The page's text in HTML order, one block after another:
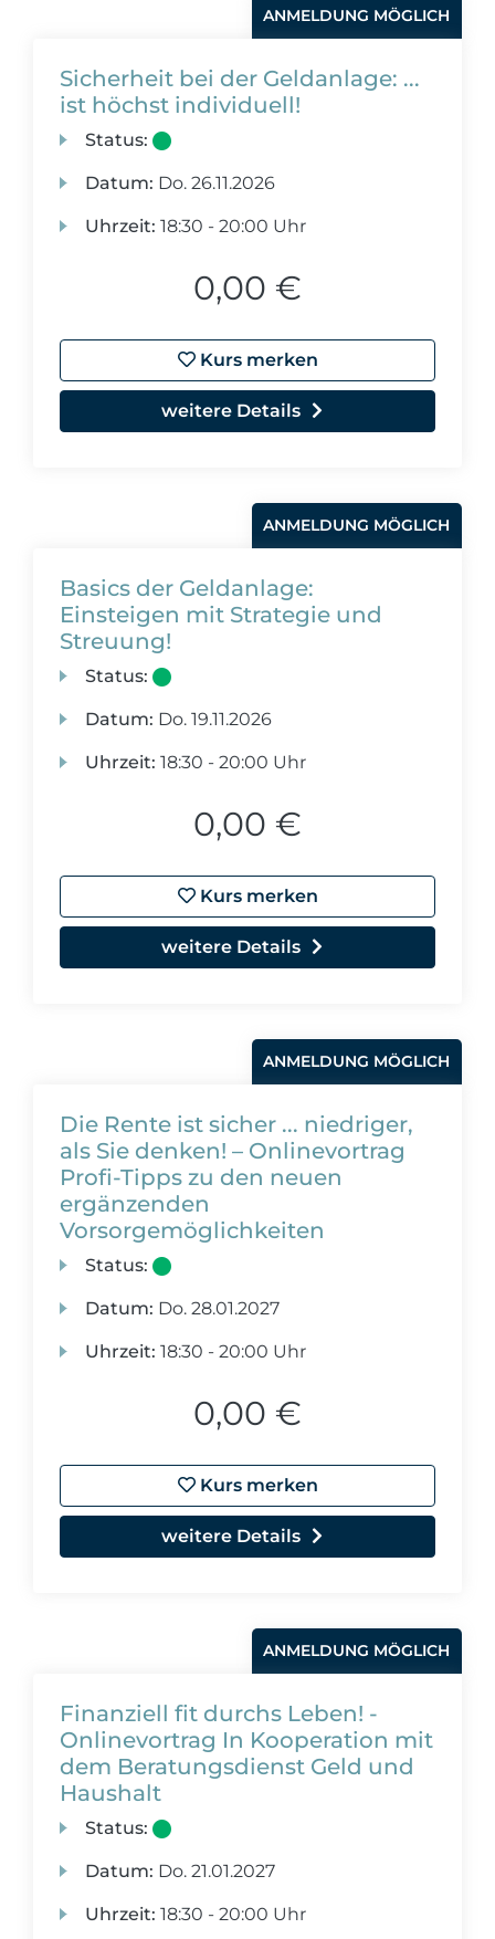
ANMELDUNG MÖGLICH
Sicherheit bei der Geldanlage: ...
ist höchst individuell!
Status:
Datum: Do. 26.11.2026
Uhrzeit: 18:30 - 20:00 Uhr
0,00 €
Kurs merken
weitere Details
ANMELDUNG MÖGLICH
Basics der Geldanlage:
Einsteigen mit Strategie und
Streuung!
Status:
Datum: Do. 19.11.2026
Uhrzeit: 18:30 - 20:00 Uhr
0,00 €
Kurs merken
weitere Details
ANMELDUNG MÖGLICH
Die Rente ist sicher ... niedriger,
als Sie denken! – Onlinevortrag
Profi-Tipps zu den neuen
ergänzenden
Vorsorgemöglichkeiten
Status:
Datum: Do. 28.01.2027
Uhrzeit: 18:30 - 20:00 Uhr
0,00 €
Kurs merken
weitere Details
ANMELDUNG MÖGLICH
Finanziell fit durchs Leben! -
Onlinevortrag In Kooperation mit
dem Beratungsdienst Geld und
Haushalt
Status:
Datum: Do. 21.01.2027
Uhrzeit: 18:30 - 20:00 Uhr